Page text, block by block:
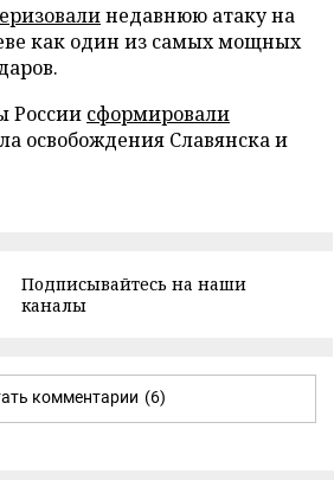
недавнюю атаку на
как один из самых мощных
России сформировали
освобождения Славянска и
Подписывайтесь на наши
каналы
комментарии (6)